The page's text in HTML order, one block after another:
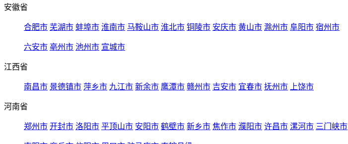
安徽省
合肥市 芜湖市 蚌埠市 淮南市 马鞍山市 淮北市 铜陵市 安庆市 黄山市 滁州市 阜阳市 宿州市
六安市 亳州市 池州市 宣城市
江西省
南昌市 景德镇市 萍乡市 九江市 新余市 鹰潭市 赣州市 吉安市 宜春市 抚州市 上饶市
河南省
郑州市 开封市 洛阳市 平顶山市 安阳市 鹤壁市 新乡市 焦作市 濮阳市 许昌市 漯河市 三门峡市